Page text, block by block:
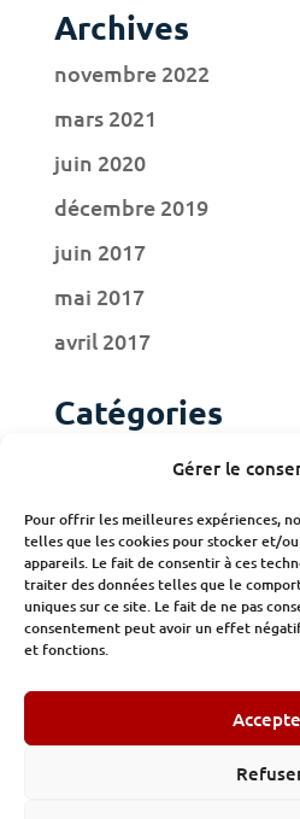
Gérer le
Pour offrir les meilleures expériences,
telles que les cookies pour stocker et/
appareils. Le fait de consentir à ces
traiter des données telles que le
uniques sur ce site. Le fait de ne pas
consentement peut avoir un effet
et fonctions.
Archives
novembre 2022
mars 2021
juin 2020
décembre 2019
juin 2017
mai 2017
avril 2017
Catégories
Publications
© Institut des Constructeurs et
Kléber Paris -Tel :